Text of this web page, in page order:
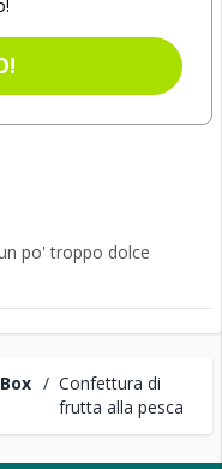
/ Confettura di
frutta alla pesca
po' troppo dolce